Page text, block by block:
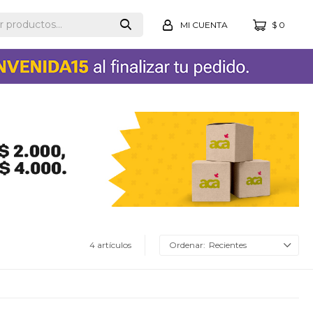
$ 0
4 artículos Recientes